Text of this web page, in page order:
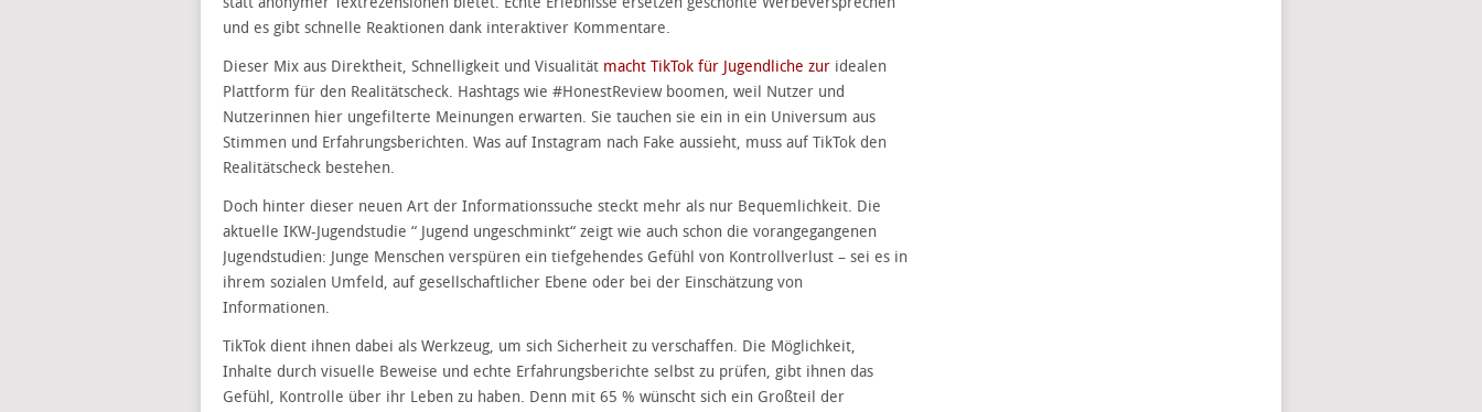
und es gibt schnelle Reaktionen dank interaktiver Kommentare.
Dieser Mix aus Direktheit, Schnelligkeit und Visualität macht TikTok für Jugendliche zur idealen
Plattform für den Realitätscheck. Hashtags wie #HonestReview boomen, weil Nutzer und
Nutzerinnen hier ungefilterte Meinungen erwarten. Sie tauchen sie ein in ein Universum aus
Stimmen und Erfahrungsberichten. Was auf Instagram nach Fake aussieht, muss auf TikTok den
Realitätscheck bestehen.
Doch hinter dieser neuen Art der Informationssuche steckt mehr als nur Bequemlichkeit. Die
aktuelle IKW-Jugendstudie “ Jugend ungeschminkt“ zeigt wie auch schon die vorangegangenen
Jugendstudien: Junge Menschen verspüren ein tiefgehendes Gefühl von Kontrollverlust – sei es in
ihrem sozialen Umfeld, auf gesellschaftlicher Ebene oder bei der Einschätzung von
Informationen.
TikTok dient ihnen dabei als Werkzeug, um sich Sicherheit zu verschaffen. Die Möglichkeit,
Inhalte durch visuelle Beweise und echte Erfahrungsberichte selbst zu prüfen, gibt ihnen das
Gefühl, Kontrolle über ihr Leben zu haben. Denn mit 65 % wünscht sich ein Großteil der